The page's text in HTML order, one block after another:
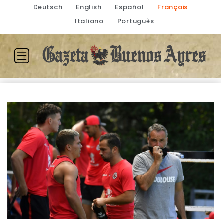
Deutsch English Español
Français
Italiano
Português